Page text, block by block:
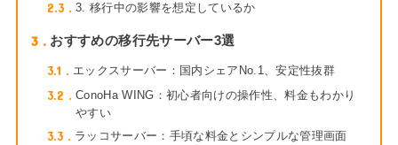
2.3 3. 移行中の影響を想定しているか
3 おすすめの移行先サーバー3選
3.1 エックスサーバー：国内シェアNo.1、安定性抜群
3.2
ConoHa WING：初心者向けの操作性、料金もわかり
やすい
3.3 ラッコサーバー：手頃な料金とシンプルな管理画面